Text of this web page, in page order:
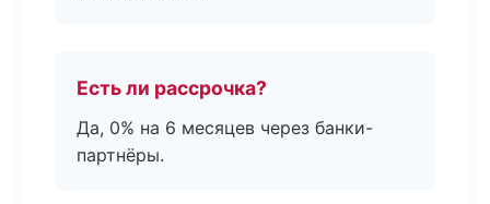
Есть ли рассрочка?
Да, 0% на 6 месяцев через банки-
партнёры.